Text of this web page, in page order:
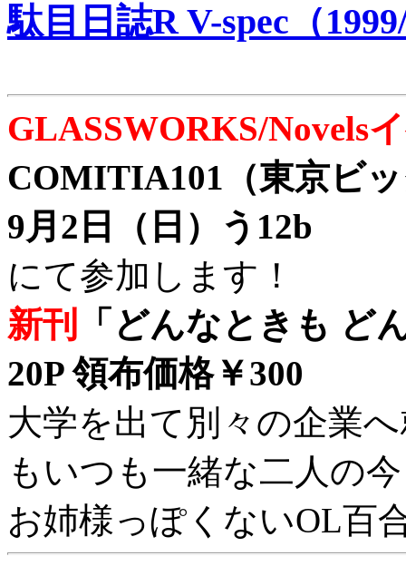
駄目日誌R V-spec（
GLASSWORKS/Novels
COMITIA101（東京ビ
9月2日（日）う12b
にて参加します！
新刊
「どんなときも ど
20P 領布価格￥300
大学を出て別々の企業
もいつも一緒な二人の
お姉様っぽくないOL百